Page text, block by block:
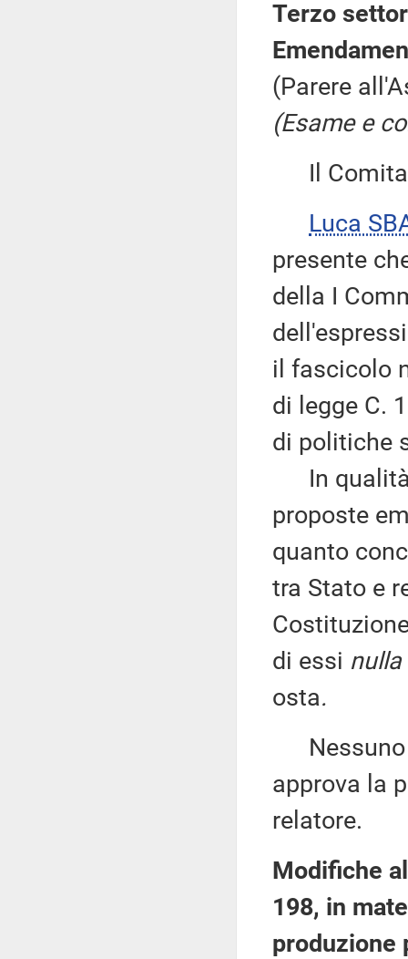
Terzo
(Parere
(Esame e
Il
Luca
presente
della I
il fascicolo
di legge C.
di politiche
In qualità
proposte
quanto
tra Stato e
di essi
osta.
Nessuno
approva la
relatore.
Modifiche
198, in
produzione